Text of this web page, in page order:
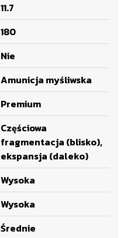
11.7
180
Nie
Amunicja myśliwska
Premium
Częściowa
fragmentacja (blisko),
ekspansja (daleko)
Wysoka
Wysoka
Średnie